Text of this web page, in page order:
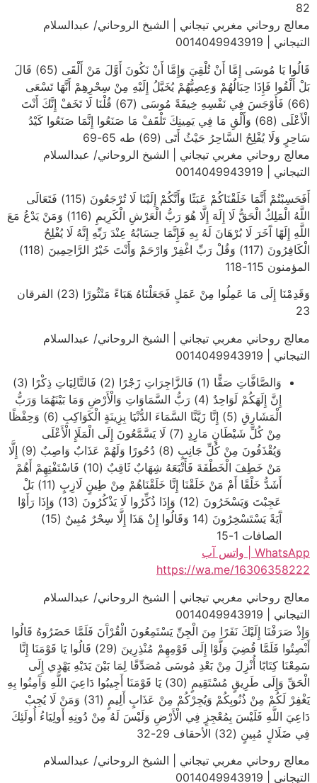
82
معالج روحاني مغربي تيجاني | الشيخ الروحاني/ عبدالسلام
التيجاني | 0014049943919
قَالُوا يَا مُوسَى إِمَّا أَنْ تُلْقِيَ وَإِمَّا أَنْ نَكُونَ أَوَّلَ مَنْ أَلْقَى (65) قَالَ
بَلْ أَلْقُوا فَإِذَا حِبَالُهُمْ وَعِصِيُّهُمْ يُخَيَّلُ إِلَيْهِ مِنْ سِحْرِهِمْ أَنَّهَا تَسْعَى
(66) فَأَوْجَسَ فِي نَفْسِهِ خِيفَةً مُوسَى (67) قُلْنَا لَا تَخَفْ إِنَّكَ أَنْتَ
الْأَعْلَى (68) وَأَلْقِ مَا فِي يَمِينِكَ تَلْقَفْ مَا صَنَعُوا إِنَّمَا صَنَعُوا كَيْدُ
سَاحِرٍ وَلَا يُفْلِحُ السَّاحِرُ حَيْثُ أَتَى (69) طه 65-69
معالج روحاني مغربي تيجاني | الشيخ الروحاني/ عبدالسلام
التيجاني | 0014049943919
أَفَحَسِبْتُمْ أَنَّمَا خَلَقْنَاكُمْ عَبَثًا وَأَنَّكُمْ إِلَيْنَا لَا تُرْجَعُونَ (115) فَتَعَالَى
اللَّهُ الْمَلِكُ الْحَقُّ لَا إِلَهَ إِلَّا هُوَ رَبُّ الْعَرْشِ الْكَرِيمِ (116) وَمَنْ يَدْعُ مَعَ
اللَّهِ إِلَهًا آَخَرَ لَا بُرْهَانَ لَهُ بِهِ فَإِنَّمَا حِسَابُهُ عِنْدَ رَبِّهِ إِنَّهُ لَا يُفْلِحُ
الْكَافِرُونَ (117) وَقُلْ رَبِّ اغْفِرْ وَارْحَمْ وَأَنْتَ خَيْرُ الرَّاحِمِينَ (118)
المؤمنون 115-118
وَقَدِمْنَا إِلَى مَا عَمِلُوا مِنْ عَمَلٍ فَجَعَلْنَاهُ هَبَاءً مَنْثُورًا (23) الفرقان
23
معالج روحاني مغربي تيجاني | الشيخ الروحاني/ عبدالسلام
التيجاني | 0014049943919
وَالصَّافَّاتِ صَفًّا (1) فَالزَّاجِرَاتِ زَجْرًا (2) فَالتَّالِيَاتِ ذِكْرًا (3)
إِنَّ إِلَهَكُمْ لَوَاحِدٌ (4) رَبُّ السَّمَاوَاتِ وَالْأَرْضِ وَمَا بَيْنَهُمَا وَرَبُّ
الْمَشَارِقِ (5) إِنَّا زَيَّنَّا السَّمَاءَ الدُّنْيَا بِزِينَةٍ الْكَوَاكِبِ (6) وَحِفْظًا
مِنْ كُلِّ شَيْطَانٍ مَارِدٍ (7) لَا يَسَّمَّعُونَ إِلَى الْمَلَإِ الْأَعْلَى
وَيُقْذَفُونَ مِنْ كُلِّ جَانِبٍ (8) دُحُورًا وَلَهُمْ عَذَابٌ وَاصِبٌ (9) إِلَّا
مَنْ خَطِفَ الْخَطْفَةَ فَأَتْبَعَهُ شِهَابٌ ثَاقِبٌ (10) فَاسْتَفْتِهِمْ أَهُمْ
أَشَدُّ خَلْقًا أَمْ مَنْ خَلَقْنَا إِنَّا خَلَقْنَاهُمْ مِنْ طِينٍ لَازِبٍ (11) بَلْ
عَجِبْتَ وَيَسْخَرُونَ (12) وَإِذَا ذُكِّرُوا لَا يَذْكُرُونَ (13) وَإِذَا رَأَوْا
آَيَةً يَسْتَسْخِرُونَ (14 وَقَالُوا إِنْ هَذَا إِلَّا سِحْرٌ مُبِينٌ (15)
الصافات 1-15
WhatsApp | واتس آب
https://wa.me/16306358222
معالج روحاني مغربي تيجاني | الشيخ الروحاني/ عبدالسلام
التيجاني | 0014049943919
وَإِذْ صَرَفْنَا إِلَيْكَ نَفَرًا مِنَ الْجِنِّ يَسْتَمِعُونَ الْقُرْآَنَ فَلَمَّا حَضَرُوهُ قَالُوا
أَنْصِتُوا فَلَمَّا قُضِيَ وَلَّوْا إِلَى قَوْمِهِمْ مُنْذِرِينَ (29) قَالُوا يَا قَوْمَنَا إِنَّا
سَمِعْنَا كِتَابًا أُنْزِلَ مِنْ بَعْدِ مُوسَى مُصَدِّقًا لِمَا بَيْنَ يَدَيْهِ يَهْدِي إِلَى
الْحَقِّ وَإِلَى طَرِيقٍ مُسْتَقِيمٍ (30) يَا قَوْمَنَا أَجِيبُوا دَاعِيَ اللَّهِ وَآَمِنُوا بِهِ
يَغْفِرْ لَكُمْ مِنْ ذُنُوبِكُمْ وَيُجِرْكُمْ مِنْ عَذَابٍ أَلِيمٍ (31) وَمَنْ لَا يُجِبْ
دَاعِيَ اللَّهِ فَلَيْسَ بِمُعْجِزٍ فِي الْأَرْضِ وَلَيْسَ لَهُ مِنْ دُونِهِ أَولِيَاءُ أُولَئِكَ
فِي ضَلَالٍ مُبِينٍ (32) الأحقاف 29-32
معالج روحاني مغربي تيجاني | الشيخ الروحاني/ عبدالسلام
التيجاني | 0014049943919